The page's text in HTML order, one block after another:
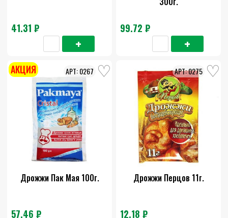
41.31 ₽ 99.72 ₽
Дрожжи Пак Мая 100г.
57.46 ₽
0267
АКЦИЯ
Дрожжи Перцов 11г.
12.18 ₽
0275